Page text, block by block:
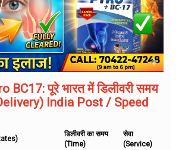
BC17: पूरे भारत में डिलीवरी समय
India Post / Speed
डिलीवरी का समय
(Time)
सेवा
(Service)